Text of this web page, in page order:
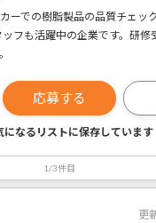
ーでの樹脂製品の品質チェッ
ッフも活躍中の企業です。研修
応募する
になるリストに保存しています
1/3件目
更